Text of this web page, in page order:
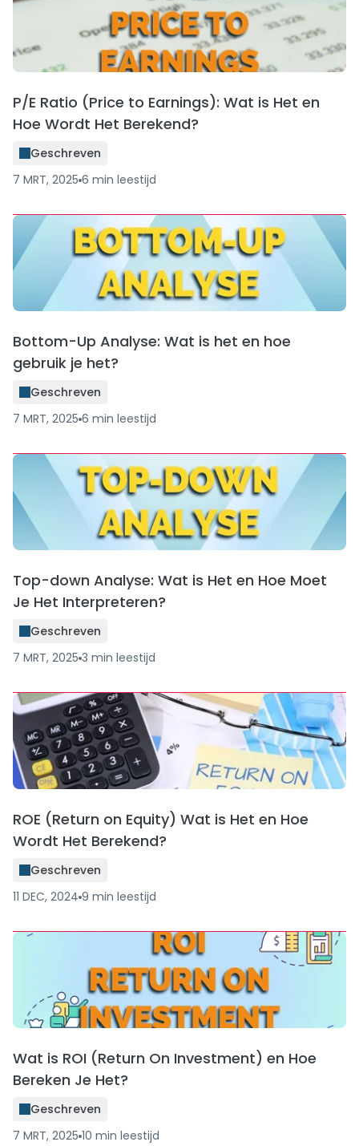
P/E Ratio (Price to Earnings): Wat is Het en
Hoe Wordt Het Berekend?
Geschreven
7 MRT, 2025 6 min leestijd
Bottom-Up Analyse: Wat is het en hoe
gebruik je het?
Geschreven
7 MRT, 2025 6 min leestijd
Top-down Analyse: Wat is Het en Hoe Moet
Je Het Interpreteren?
Geschreven
7 MRT, 2025 3 min leestijd
ROE (Return on Equity) Wat is Het en Hoe
Wordt Het Berekend?
Geschreven
11 DEC, 2024 9 min leestijd
Wat is ROI (Return On Investment) en Hoe
Bereken Je Het?
Geschreven
7 MRT, 2025 10 min leestijd